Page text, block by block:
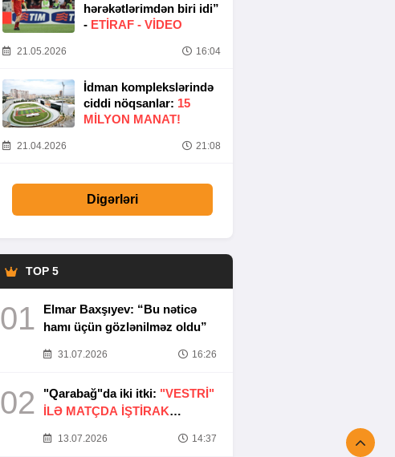
hərəkətlərimdən biri idi”
- ETIRAF - VİDEO
21.05.2026 16:04
İdman komplekslərində
ciddi nöqsanlar: 15
MILYON MANAT!
21.04.2026 21:08
Digərləri
TOP 5
01
Elmar Baxşıyev: “Bu nəticə
hamı üçün gözlənilməz oldu”
31.07.2026 16:26
02 "Qarabağ"da iki itki: "VESTRİ"
İLƏ MATÇDA İŞTİRAK
13.07.2026 14:37